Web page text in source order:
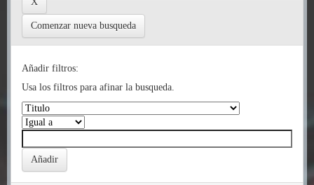
Comenzar nueva busqueda
Añadir filtros:
Usa los filtros para afinar la busqueda.